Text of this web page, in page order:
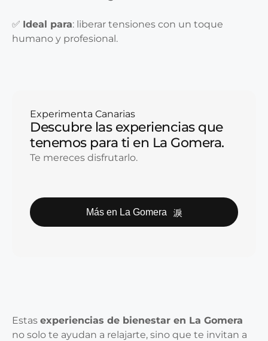
✅ Ideal para: liberar tensiones con un toque
humano y profesional.
Experimenta Canarias
Descubre las experiencias que
tenemos para ti en La Gomera.
Te mereces disfrutarlo.
Más en La Gomera
Estas experiencias de bienestar en La Gomera
no solo te ayudan a relajarte, sino que te invitan a